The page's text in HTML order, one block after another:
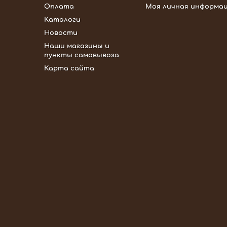
Оплата
Каталоги
Новости
Наши магазины и
пункты самовывоза
Карта сайта
Моя личная